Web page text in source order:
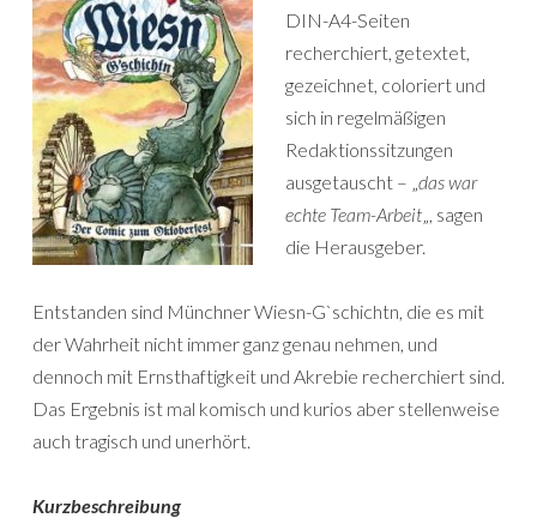
DIN-A4-Seiten
recherchiert, getextet,
gezeichnet, coloriert und
sich in regelmäßigen
Redaktionssitzungen
ausgetauscht – „das war
echte Team-Arbeit„, sagen
die Herausgeber.
Entstanden sind Münchner Wiesn-G`schichtn, die es mit
der Wahrheit nicht immer ganz genau nehmen, und
dennoch mit Ernsthaftigkeit und Akrebie recherchiert sind.
Das Ergebnis ist mal komisch und kurios aber stellenweise
auch tragisch und unerhört.
Kurzbeschreibung